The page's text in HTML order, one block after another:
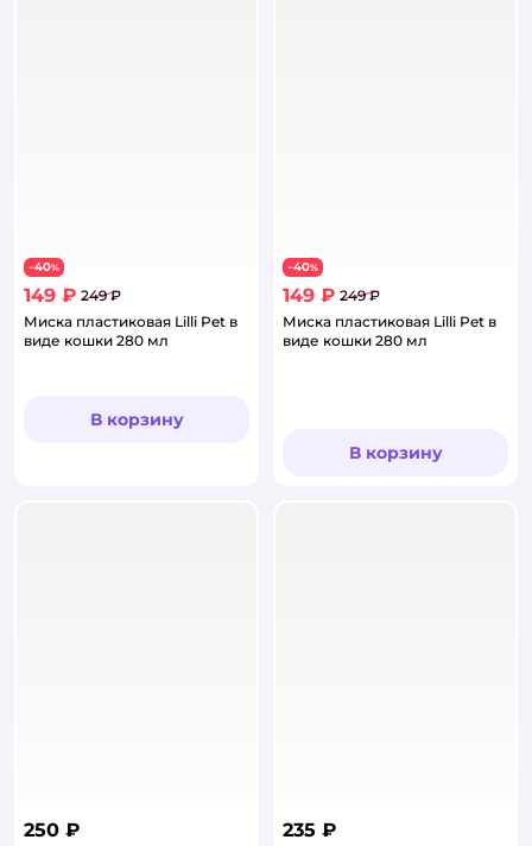
−40%
149 ₽ 249 ₽
Миска пластиковая Lilli Pet в
виде кошки 280 мл
В корзину
−40%
149 ₽ 249 ₽
Миска пластиковая Lilli Pet в
виде кошки 280 мл
В корзину
250 ₽ 235 ₽